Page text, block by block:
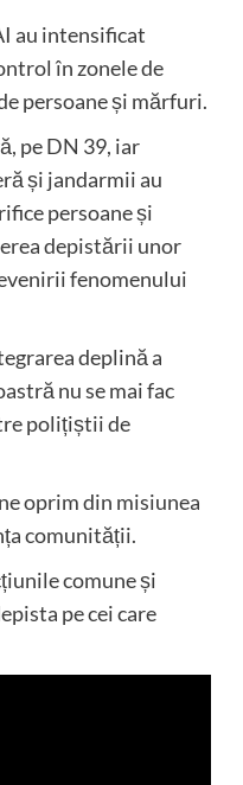
au intensificat
în zonele de
persoane și mărfuri.
pe DN 39, iar
și jandarmii au
persoane și
depistării unor
fenomenului
deplină a
nu se mai fac
polițiștii de
oprim din misiunea
comunității.
comune și
pe cei care